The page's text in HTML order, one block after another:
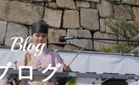
Blog
ログ